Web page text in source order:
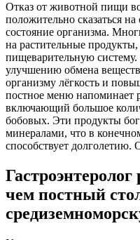
Отказ от животной пищи
положительно сказаться
состояние организма.
на растительные
пищеварительную систему.
улучшению обмена
организму лёгкость и
постное меню напоминает
включающий большое
бобовых. Эти продукты
минералами, что в
способствует долголетию.
чем постный